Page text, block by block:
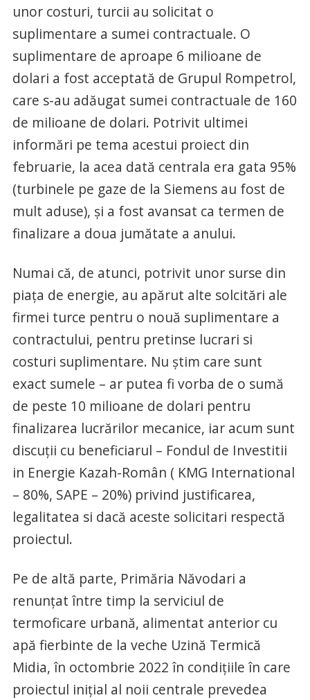
unor costuri, turcii au solicitat o
suplimentare a sumei contractuale. O
suplimentare de aproape 6 milioane de
dolari a fost acceptată de Grupul Rompetrol,
care s-au adăugat sumei contractuale de 160
de milioane de dolari. Potrivit ultimei
informări pe tema acestui proiect din
februarie, la acea dată centrala era gata 95%
(turbinele pe gaze de la Siemens au fost de
mult aduse), și a fost avansat ca termen de
finalizare a doua jumătate a anului.
Numai că, de atunci, potrivit unor surse din
piața de energie, au apărut alte solcitări ale
firmei turce pentru o nouă suplimentare a
contractului, pentru pretinse lucrari si
costuri suplimentare. Nu știm care sunt
exact sumele – ar putea fi vorba de o sumă
de peste 10 milioane de dolari pentru
finalizarea lucrărilor mecanice, iar acum sunt
discuții cu beneficiarul – Fondul de Investitii
in Energie Kazah-Român ( KMG International
– 80%, SAPE – 20%) privind justificarea,
legalitatea si dacă aceste solicitari respectă
proiectul.
Pe de altă parte, Primăria Năvodari a
renunțat între timp la serviciul de
termoficare urbană, alimentat anterior cu
apă fierbinte de la veche Uzină Termică
Midia, în octombrie 2022 în condițiile în care
proiectul inițial al noii centrale prevedea